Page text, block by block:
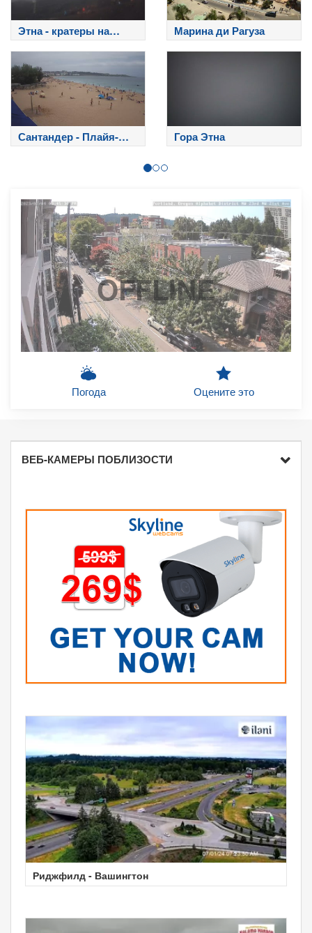
Этна - кратеры на
вершине
Марина ди Рагуза
Сантандер - Плайя-
дель-Сардинеро
Гора Этна
OFFLINE
Погода Оцените это
ВЕБ-КАМЕРЫ ПОБЛИЗОСТИ
Риджфилд - Вашингтон